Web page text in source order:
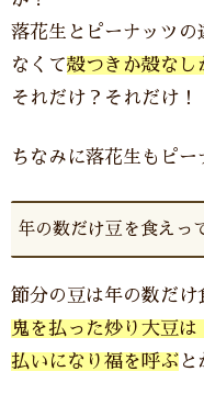
落花生とピーナッツ
なくて殻つきか殻なし
それだけ？それだけ！
ちなみに落花生もピー
年の数だけ豆を食えっ
節分の豆は年の数だけ
鬼を払った炒り大豆
払いになり福を呼ぶ と